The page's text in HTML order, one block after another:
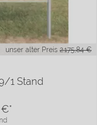
unser alter Preis 2.175,84 €
1 Stand
€*